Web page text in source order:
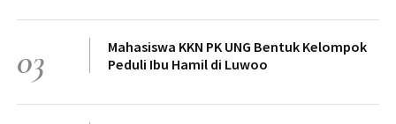
03
Mahasiswa KKN PK UNG Bentuk Kelompok
Peduli Ibu Hamil di Luwoo